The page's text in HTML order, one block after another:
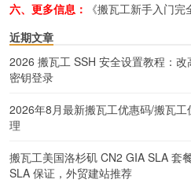
六、更多信息：
《搬瓦工新手入门完
近期文章
2026 搬瓦工 SSH 安全设置教程：
密钥登录
2026年8月最新搬瓦工优惠码/搬瓦
理
搬瓦工美国洛杉矶 CN2 GIA SLA 套
SLA 保证，外贸建站推荐